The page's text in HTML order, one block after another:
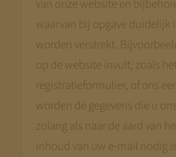
van onze website en
waarvan bij opgave duidelijk
worden verstrekt.
op de website invult, zoals
registratieformulier, of ons
worden de gegevens die u
zolang als naar de aard van
inhoud van uw e-mail nodig